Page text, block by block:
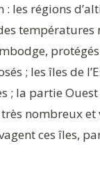
: les régions
températures
; les îles de
; la partie
nombreux et
ces îles,